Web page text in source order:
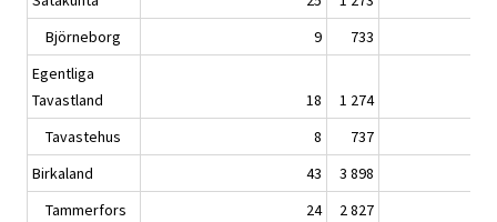
Björneborg
9
733
Egentliga
Tavastland
18
1 274
Tavastehus
8
737
Birkaland
43
3 898
Tammerfors
24
2 827